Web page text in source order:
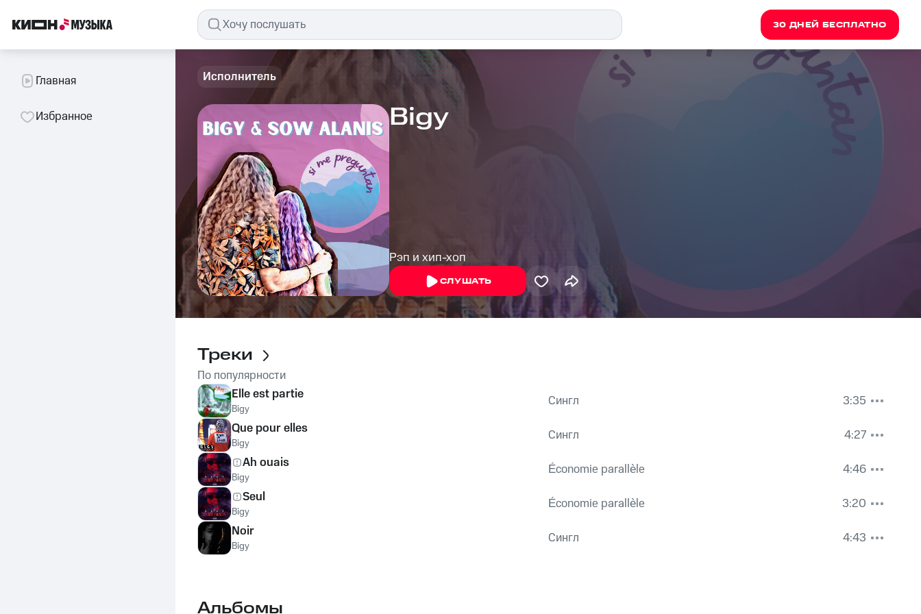
30 ДНЕЙ БЕСПЛАТНО
Главная
Избранное
Исполнитель
Bigy
Рэп и хип-хоп
СЛУШАТЬ
Треки
По популярности
Elle est partie
Bigy Сингл
3:35
Que pour elles
Bigy Сингл
4:27
Ah ouais
Bigy Économie parallèle
4:46
Seul
Bigy Économie parallèle
3:20
Noir
Bigy Сингл 4:43
Альбомы